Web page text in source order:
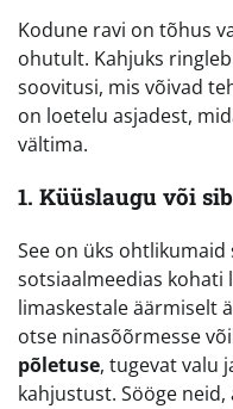
Kodune ravi on tõhus
ohutult. Kahjuks
soovitusi, mis võivad
on loetelu asjadest,
vältima.
1. Küüslaugu või
See on üks
sotsiaalmeedias kohati
limaskestale äärmiselt
otse ninasõõrmesse
põletuse, tugevat valu
kahjustust. Sööge